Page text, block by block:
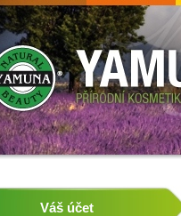
Váš účet